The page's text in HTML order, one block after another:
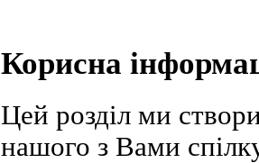
Корисна
Цей розділ ми
нашого з Вами